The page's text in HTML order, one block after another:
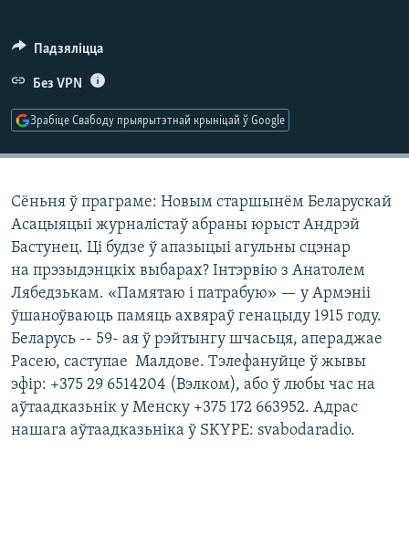
КАЛЯНДАР
НА ХВАЛЯХ СВАБОДЫ
Падзяліцца
Без VPN
Зрабіце Свабоду прыярытэтнай крыніцай ў Google
Сёньня ў праграме: Новым старшынём Беларускай
Асацыяцыі журналістаў абраны юрыст Андрэй
Бастунец. Ці будзе ў апазыцыі агульны сцэнар
на прэзыдэнцкіх выбарах? Інтэрвію з Анатолем
Лябедзькам. «Памятаю і патрабую» — у Армэніі
ўшаноўваюць памяць ахвяраў генацыду 1915 году.
Беларусь -- 59- ая ў рэйтынгу шчасьця, апераджае
Расею, саступае Малдове. Тэлефануйце ў жывы
эфір: +375 29 6514204 (Вэлком), або ў любы час на
аўтаадказьнік у Менску +375 172 663952. Адрас
нашага аўтаадказьніка ў SKYPE: svabodaradio.